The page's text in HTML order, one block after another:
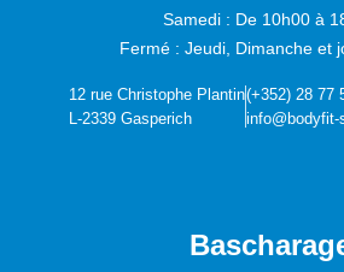
Samedi : De 10h00 à
Fermé : Jeudi, Dimanche et
12 rue Christophe Plantin
L-2339 Gasperich
(+352) 28 77
info@bodyfit-